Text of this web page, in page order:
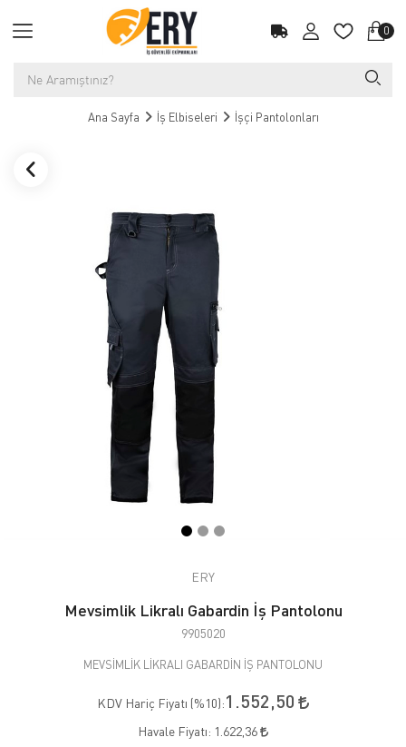
0
Ana Sayfa İş Elbiseleri İşçi Pantolonları
ERY
Mevsimlik Likralı Gabardin İş Pantolonu
9905020
MEVSİMLİK LİKRALI GABARDİN İŞ PANTOLONU
KDV Hariç Fiyatı (%10):1.552,50
Havale Fiyatı: 1.622,36